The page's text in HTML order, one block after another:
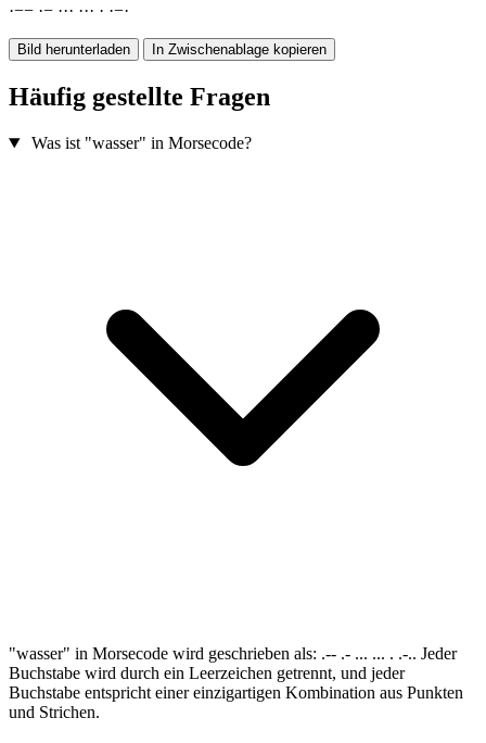
·−− ·− ··· ··· · ·−·
Bild herunterladen In Zwischenablage kopieren
Häufig gestellte Fragen
Was ist "wasser" in Morsecode?
"wasser" in Morsecode wird geschrieben als: .-- .- ... ... . .-.. Jeder
Buchstabe wird durch ein Leerzeichen getrennt, und jeder
Buchstabe entspricht einer einzigartigen Kombination aus Punkten
und Strichen.